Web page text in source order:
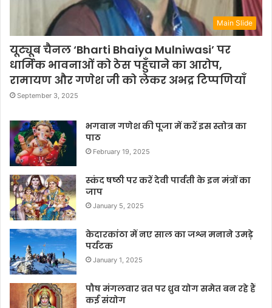
Main Slide
यूट्यूब चैनल ‘Bharti Bhaiya Mulniwasi’ पर
धार्मिक भावनाओं को ठेस पहुँचाने का आरोप,
रामायण और गणेश जी को लेकर अभद्र टिप्पणियाँ
September 3, 2025
भगवान गणेश की पूजा में करें इस स्तोत्र का
पाठ
February 19, 2025
स्कंद षष्ठी पर करें देवी पार्वती के इन मंत्रों का
जाप
January 5, 2025
केदारकांठा में नए साल का जश्न मनाने उमड़े
पर्यटक
January 1, 2025
पौष मंगलवार व्रत पर ध्रुव योग समेत बन रहे हैं
कई संयोग